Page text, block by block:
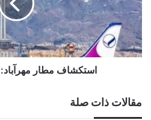
إلى
طهران
استكشاف مطار مهرآباد:
مقالات ذات صلة